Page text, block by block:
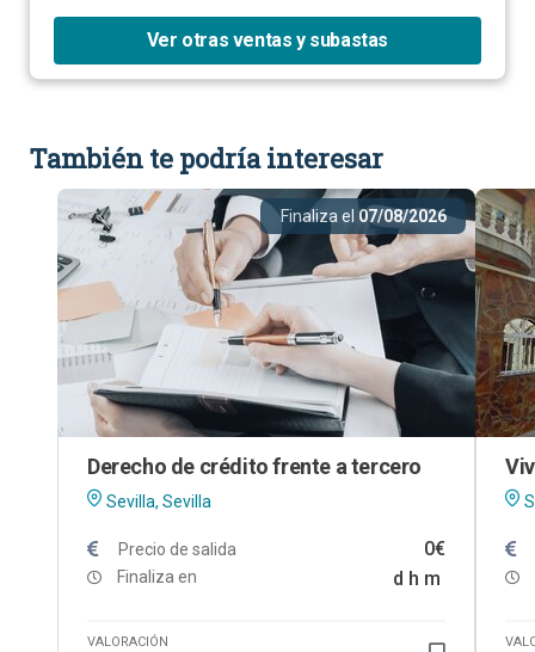
Ver otras ventas y subastas
También te podría interesar
Finaliza el 07/08/2026
Derecho de crédito frente a tercero
Sevilla, Sevilla
Precio de salida 0€
Finaliza en d h m
VALORACIÓN